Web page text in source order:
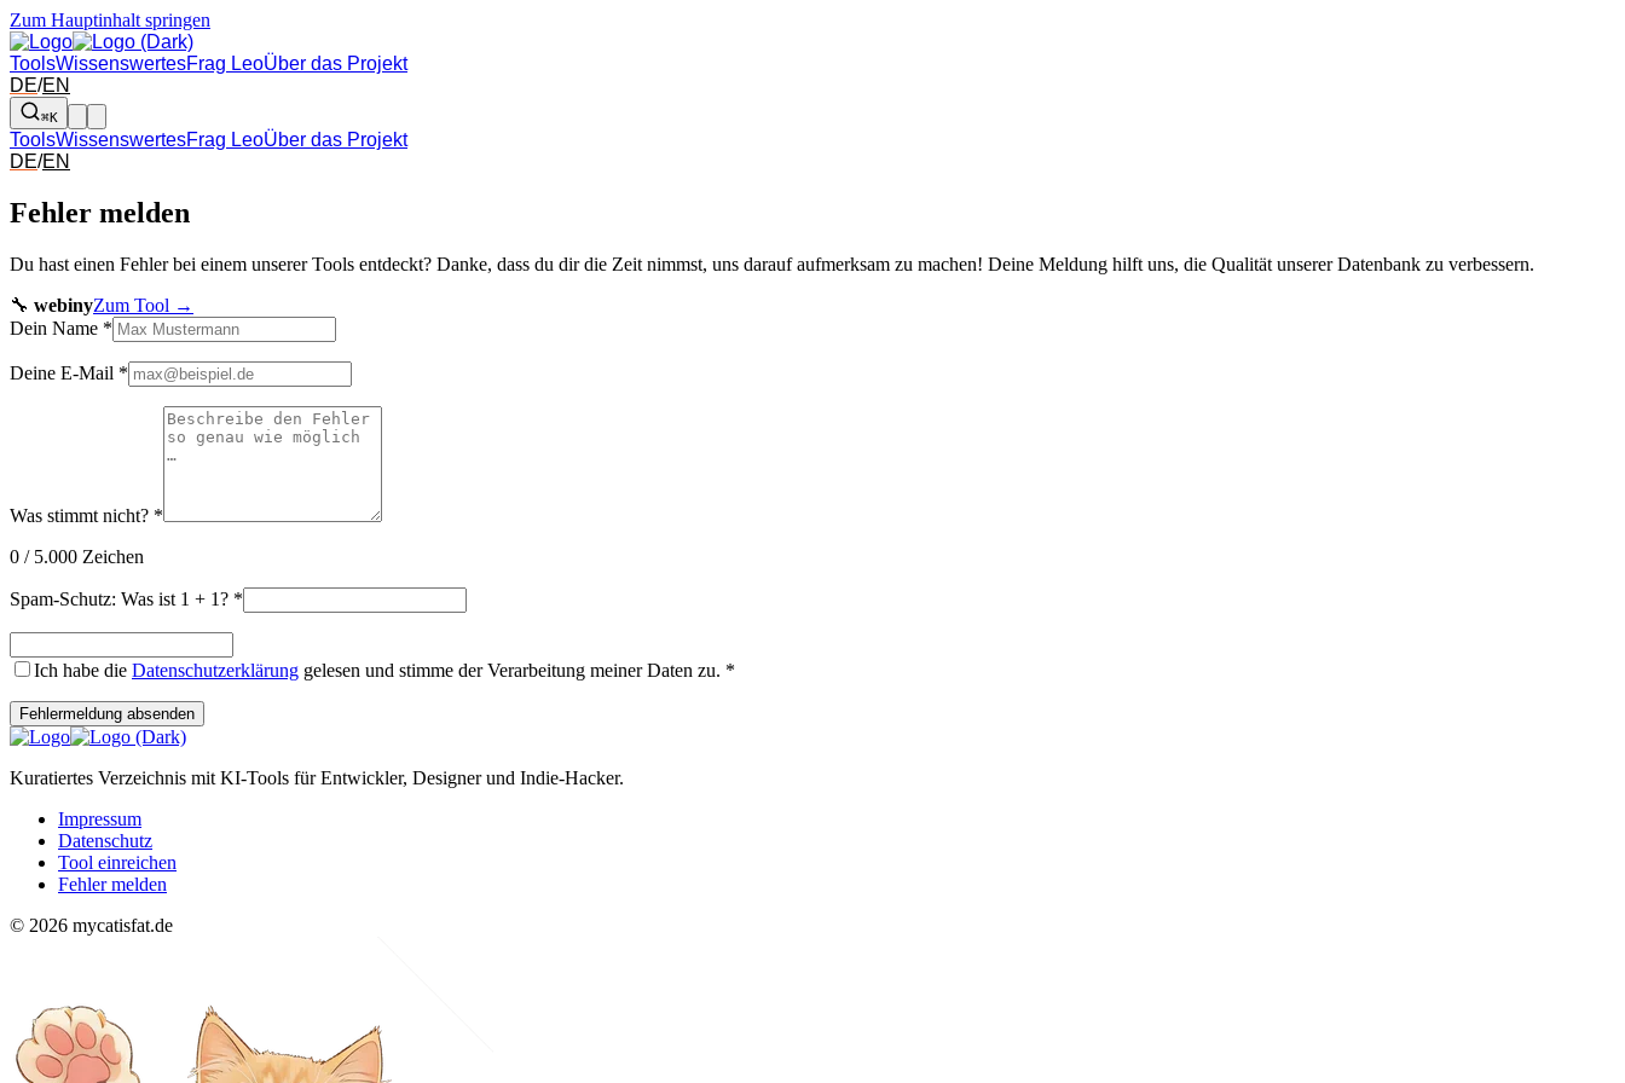
Zum Hauptinhalt springen
ToolsWissenswertesFrag LeoÜber das Projekt
DE/EN
⌘K
ToolsWissenswertesFrag LeoÜber das Projekt
DE/EN
Fehler melden
Du hast einen Fehler bei einem unserer Tools entdeckt? Danke, dass du dir die Zeit nimmst, uns darauf aufmerksam zu machen! Deine Meldung hilft uns, die Qualität unserer Datenbank zu verbessern.
🔧 webinyZum Tool →
Dein Name *
Deine E-Mail *
Was stimmt nicht? *
0 / 5.000 Zeichen
Spam-Schutz: Was ist 1 + 1? *
Ich habe die Datenschutzerklärung gelesen und stimme der Verarbeitung meiner Daten zu. *
Fehlermeldung absenden
Kuratiertes Verzeichnis mit KI-Tools für Entwickler, Designer und Indie-Hacker.
Impressum
Datenschutz
Tool einreichen
Fehler melden
© 2026 mycatisfat.de